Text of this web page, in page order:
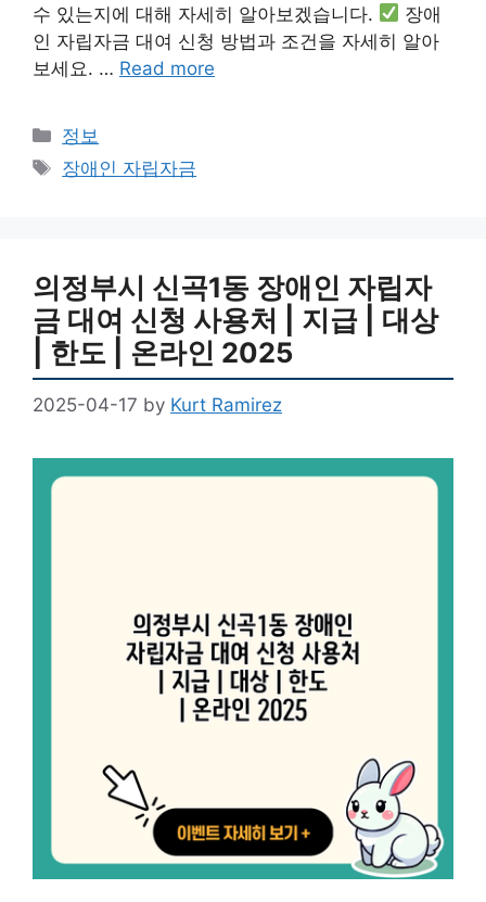
수 있는지에 대해 자세히 알아보겠습니다.
장애
인 자립자금 대여 신청 방법과 조건을 자세히 알아
보세요. … Read more
Categories
정보
Tags
장애인 자립자금
의정부시 신곡1동 장애인 자립자
금 대여 신청 사용처 | 지급 | 대상
| 한도 | 온라인 2025
2025-04-17 by Kurt Ramirez